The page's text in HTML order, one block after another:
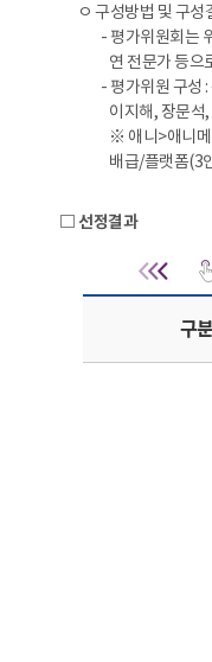
ㅇ 구성방법 및 구성
- 평가위원회는
연 전문가 등으
- 평가위원 구성
이지해, 장문석
※ 애니>애니
배급/플랫폼(3
□ 선정결과
구분